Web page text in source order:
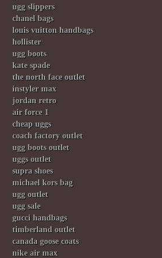
ugg slippers
chanel bags
louis vuitton handbags
hollister
ugg boots
kate spade
the north face outlet
instyler max
jordan retro
air force 1
cheap uggs
coach factory outlet
ugg boots outlet
uggs outlet
supra shoes
michael kors bag
ugg outlet
ugg sale
gucci handbags
timberland outlet
canada goose coats
nike air max